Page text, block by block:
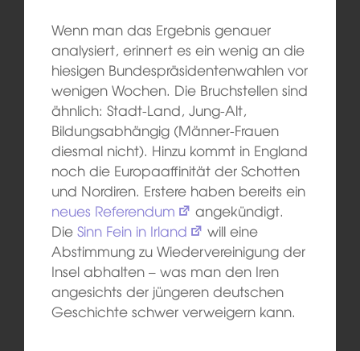
Wenn man das Ergebnis genauer
analysiert, erinnert es ein wenig an die
hiesigen Bundespräsidentenwahlen vor
wenigen Wochen. Die Bruchstellen sind
ähnlich: Stadt-Land, Jung-Alt,
Bildungsabhängig (Männer-Frauen
diesmal nicht). Hinzu kommt in England
noch die Europaaffinität der Schotten
und Nordiren. Erstere haben bereits ein
neues Referendum
angekündigt.
Die Sinn Fein in Irland
will eine
Abstimmung zu Wiedervereinigung der
Insel abhalten – was man den Iren
angesichts der jüngeren deutschen
Geschichte schwer verweigern kann.